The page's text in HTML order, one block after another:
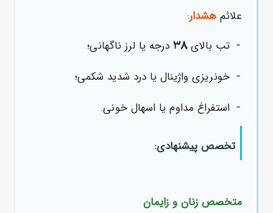
علائم هشدار:
- تب بالای38درجه یا لرز ناگهانی؛
- خونریزی واژینال یا درد شدید شکمی؛
- استفراغ مداوم یا اسهال خونی.
تخصص پیشنهادی:
متخصص زنان و زایمان